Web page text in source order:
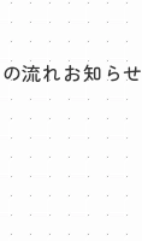
流れお知らせ